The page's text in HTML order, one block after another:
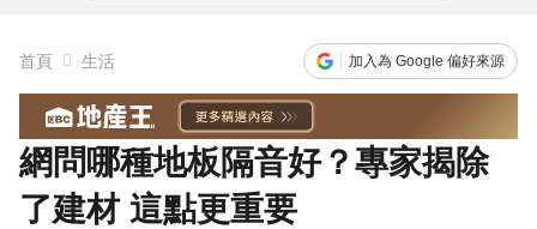
首頁 生活 加入為 Google 偏好來源
網問哪種地板隔音好？專家揭除
了建材 這點更重要